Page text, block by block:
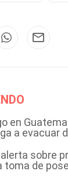
en
a evacuar
sobre
toma de